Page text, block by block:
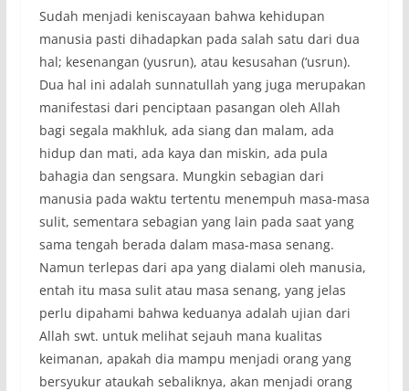
Sudah menjadi keniscayaan bahwa kehidupan
manusia pasti dihadapkan pada salah satu dari dua
hal; kesenangan (yusrun), atau kesusahan (‘usrun).
Dua hal ini adalah sunnatullah yang juga merupakan
manifestasi dari penciptaan pasangan oleh Allah
bagi segala makhluk, ada siang dan malam, ada
hidup dan mati, ada kaya dan miskin, ada pula
bahagia dan sengsara. Mungkin sebagian dari
manusia pada waktu tertentu menempuh masa-masa
sulit, sementara sebagian yang lain pada saat yang
sama tengah berada dalam masa-masa senang.
Namun terlepas dari apa yang dialami oleh manusia,
entah itu masa sulit atau masa senang, yang jelas
perlu dipahami bahwa keduanya adalah ujian dari
Allah swt. untuk melihat sejauh mana kualitas
keimanan, apakah dia mampu menjadi orang yang
bersyukur ataukah sebaliknya, akan menjadi orang